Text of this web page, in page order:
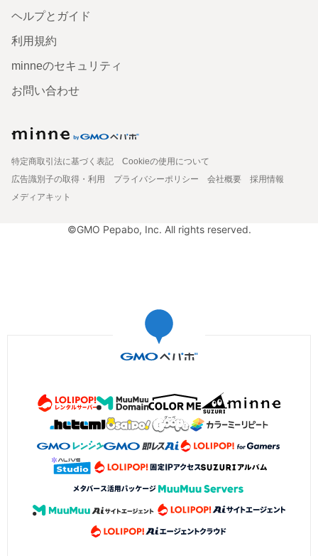
ヘルプとガイド
利用規約
minneのセキュリティ
お問い合わせ
特定商取引法に基づく表記
Cookieの使用について
広告識別子の取得・利用
プライバシーポリシー 会社概要
採用情報
メディアキット
©GMO Pepabo, Inc. All rights reserved.